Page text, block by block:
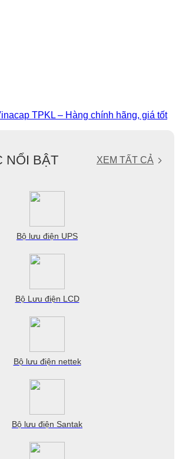
TPKL – Hàng chính hãng, giá tốt
NỔI BẬT XEM TẤT CẢ
Bộ lưu điện UPS
Bộ Lưu điện LCD
Bộ lưu điện nettek
Bộ lưu điện Santak